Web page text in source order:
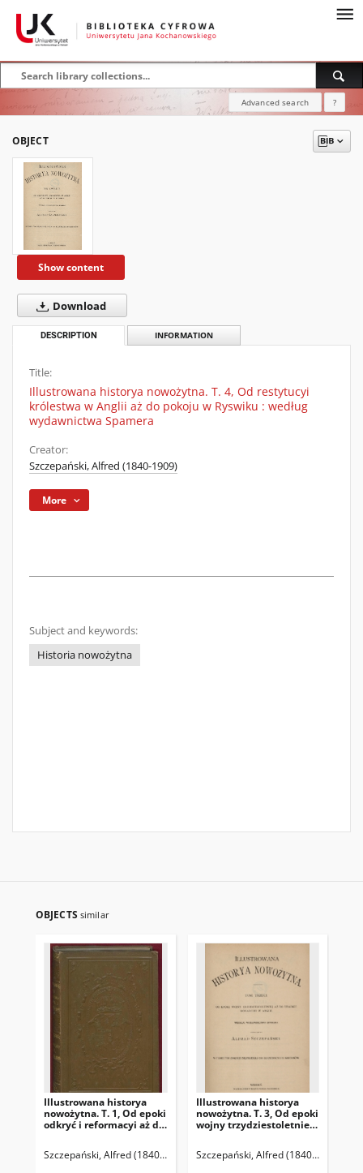
Advanced search ?
OBJECT
Show content
Download
DESCRIPTION INFORMATION
Title:
Illustrowana historya nowożytna. T. 4, Od restytucyi
królestwa w Anglii aż do pokoju w Ryswiku : według
wydawnictwa Spamera
Creator:
Szczepański, Alfred (1840-1909)
More
Subject and keywords:
Historia nowożytna
OBJECTS similar
Illustrowana historya
nowożytna. T. 1, Od epoki
odkryć i reformacyi aż do
Spamera
Szczepański, Alfred (1840-1909) Pieniążek, Czesław (1844-1917).
Illustrowana historya
nowożytna. T. 3, Od epoki
wojny trzydziestoletniej
wydawnictwa Spamera
Szczepański, Alfred (1840-1909)